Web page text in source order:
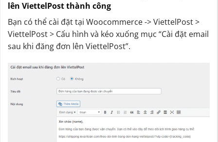
lên ViettelPost thành công
Bạn có thể cài đặt tại Woocommerce -> ViettelPost >
ViettelPost > Cấu hình và kéo xuống mục “Cài đặt email
sau khi đăng đơn lên ViettelPost”.